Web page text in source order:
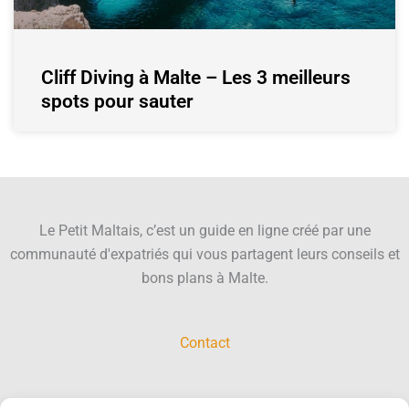
Cliff Diving à Malte – Les 3 meilleurs
spots pour sauter
Le Petit Maltais, c’est un guide en ligne créé par une
communauté d'expatriés qui vous partagent leurs conseils et
bons plans à Malte.
Contact